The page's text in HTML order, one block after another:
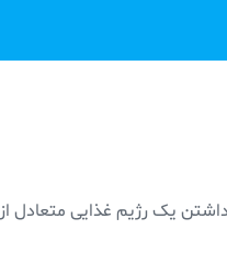
یک رژیم غذایی متعادل